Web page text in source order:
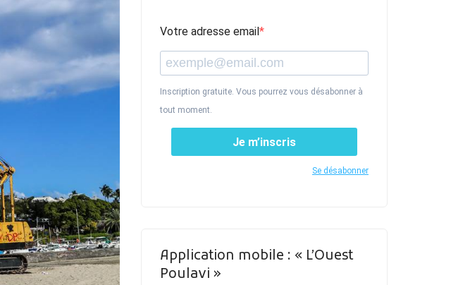
Votre adresse email
Inscription gratuite. Vous pourrez vous désabonner à
tout moment.
Je m’inscris
Se désabonner
Application mobile : « L’Ouest
Poulavi »